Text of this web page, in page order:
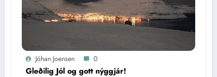
Jóhan Joensen 0
Gleðilig Jól og gott nýggjár!